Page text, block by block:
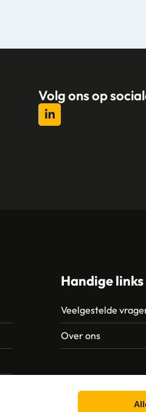
Volg ons op
Handige links
Veelgestelde
Over ons